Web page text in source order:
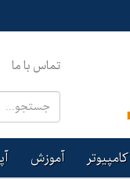
تماس با ما
کامپیوتر آموزش